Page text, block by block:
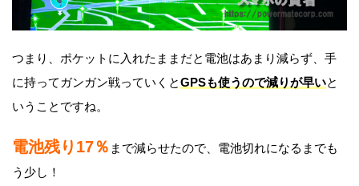
つまり、ポケットに入れたままだと電池はあまり減らず、手
に持ってガンガン戦っていくとGPSも使うので減りが早いと
いうことですね。
電池残り17％ まで減らせたので、電池切れになるまでも
う少し！